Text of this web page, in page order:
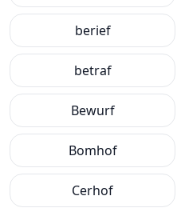
berief
betraf
Bewurf
Bomhof
Cerhof